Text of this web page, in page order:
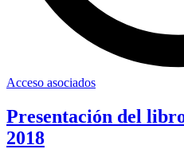
Acceso asociados
Presentación del
2018